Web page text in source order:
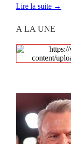
Lire la suite →
A LA UNE